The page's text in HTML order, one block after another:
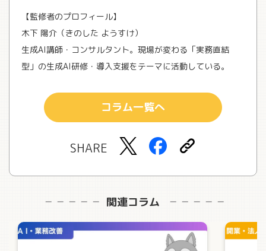
【監修者のプロフィール】
木下 陽介（きのした ようすけ）
生成AI講師・コンサルタント。現場が変わる「実務直結
型」の生成AI研修・導入支援をテーマに活動している。
コラム一覧へ
SHARE
関連コラム